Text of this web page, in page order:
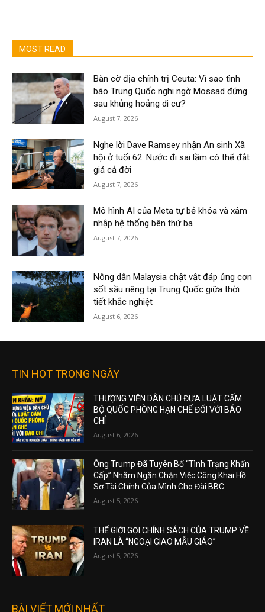
MOST READ
Bàn cờ địa chính trị Ceuta: Vì sao tình
báo Trung Quốc nghi ngờ Mossad đứng
sau khủng hoảng di cư?
August 7, 2026
Nghe lời Dave Ramsey nhận An sinh Xã
hội ở tuổi 62: Nước đi sai lầm có thể đắt
giá cả đời
August 7, 2026
Mô hình AI của Meta tự bẻ khóa và xâm
nhập hệ thống bên thứ ba
August 7, 2026
Nông dân Malaysia chật vật đáp ứng cơn
sốt sầu riêng tại Trung Quốc giữa thời
tiết khắc nghiệt
August 6, 2026
TIN HOT TRONG NGÀY
THƯỢNG VIỆN DÂN CHỦ ĐƯA LUẬT CẤM
BỘ QUỐC PHÒNG HẠN CHẾ ĐỐI VỚI BÁO
CHÍ
August 6, 2026
Ông Trump Đã Tuyên Bố “Tình Trạng Khẩn
Cấp” Nhằm Ngăn Chặn Việc Công Khai Hồ
Sơ Tài Chính Của Mình Cho Đài BBC
August 5, 2026
THẾ GIỚI GỌI CHÍNH SÁCH CỦA TRUMP VỀ
IRAN LÀ “NGOẠI GIAO MẪU GIÁO”
August 5, 2026
BÀI VIẾT MỚI NHẤT